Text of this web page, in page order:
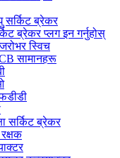
सर्किट ब्रेकर
ब्रेकर प्लग इन गर्नुहोस्
स्विच
सामानहरू
सर्किट ब्रेकर